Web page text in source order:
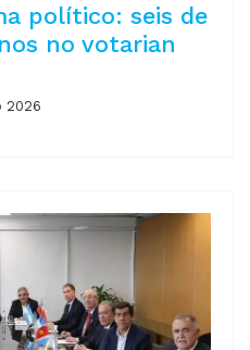
político: seis de
no votarian
2026